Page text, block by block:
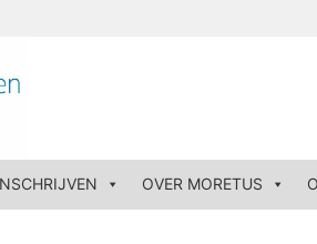
OVER MORETUS